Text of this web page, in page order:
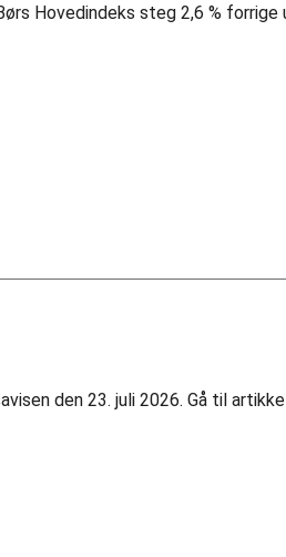
Hovedindeks steg 2,6 % forrige
den 23. juli 2026. Gå til artikkel